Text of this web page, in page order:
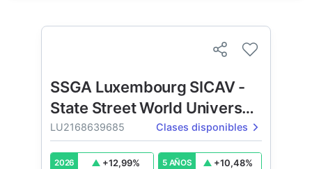
SSGA Luxembourg SICAV -
State Street World Universal
Index Equity Fund
LU2168639685 Clases disponibles
2026 +12,99% 5 AÑOS +10,48%